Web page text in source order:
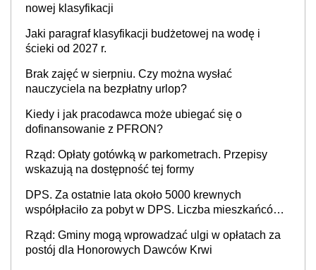
nowej klasyfikacji
Jaki paragraf klasyfikacji budżetowej na wodę i
ścieki od 2027 r.
Brak zajęć w sierpniu. Czy można wysłać
nauczyciela na bezpłatny urlop?
Kiedy i jak pracodawca może ubiegać się o
dofinansowanie z PFRON?
Rząd: Opłaty gotówką w parkometrach. Przepisy
wskazują na dostępność tej formy
DPS. Za ostatnie lata około 5000 krewnych
współpłaciło za pobyt w DPS. Liczba mieszkańców
Rząd: Gminy mogą wprowadzać ulgi w opłatach za
postój dla Honorowych Dawców Krwi